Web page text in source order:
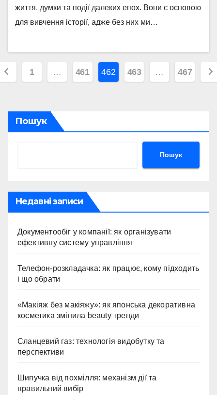
життя, думки та події далеких епох. Вони є основою
для вивчення історії, адже без них ми…
1 … 461 462 463 … 467
Пошук
Пошук
Недавні записи
Документообіг у компанії: як організувати
ефективну систему управління
Телефон-розкладачка: як працює, кому підходить
і що обрати
«Макіяж без макіяжу»: як японська декоративна
косметика змінила beauty тренди
Сланцевий газ: технологія видобутку та
перспективи
Шипучка від похмілля: механізм дії та
правильний вибір